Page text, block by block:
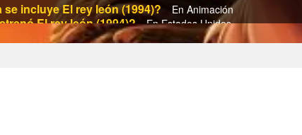
incluye El rey león (1994)? En Animación
El rey león (1994)? En Estados Unidos
El rey león (1994)? En 1994